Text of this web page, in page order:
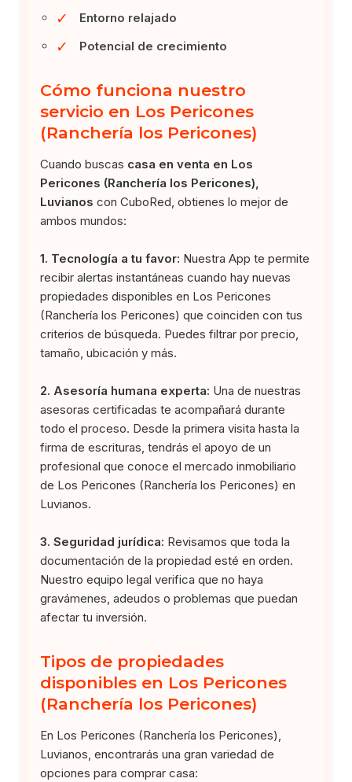
✓ Entorno relajado
✓ Potencial de crecimiento
Cómo funciona nuestro
servicio en Los Pericones
(Ranchería los Pericones)
Cuando buscas casa en venta en Los
Pericones (Ranchería los Pericones),
Luvianos con CuboRed, obtienes lo mejor de
ambos mundos:
1. Tecnología a tu favor: Nuestra App te permite
recibir alertas instantáneas cuando hay nuevas
propiedades disponibles en Los Pericones
(Ranchería los Pericones) que coinciden con tus
criterios de búsqueda. Puedes filtrar por precio,
tamaño, ubicación y más.
2. Asesoría humana experta: Una de nuestras
asesoras certificadas te acompañará durante
todo el proceso. Desde la primera visita hasta la
firma de escrituras, tendrás el apoyo de un
profesional que conoce el mercado inmobiliario
de Los Pericones (Ranchería los Pericones) en
Luvianos.
3. Seguridad jurídica: Revisamos que toda la
documentación de la propiedad esté en orden.
Nuestro equipo legal verifica que no haya
gravámenes, adeudos o problemas que puedan
afectar tu inversión.
Tipos de propiedades
disponibles en Los Pericones
(Ranchería los Pericones)
En Los Pericones (Ranchería los Pericones),
Luvianos, encontrarás una gran variedad de
opciones para comprar casa: